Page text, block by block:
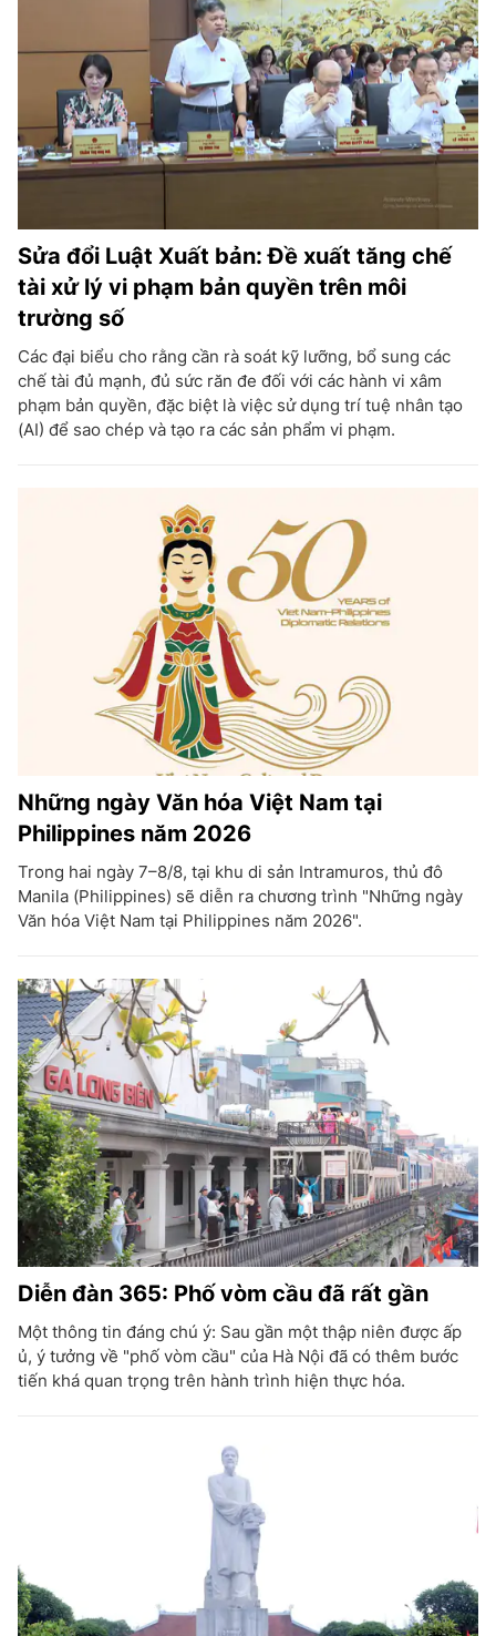
Sửa đổi Luật Xuất bản: Đề xuất tăng chế
tài xử lý vi phạm bản quyền trên môi
trường số
Các đại biểu cho rằng cần rà soát kỹ lưỡng, bổ sung các
chế tài đủ mạnh, đủ sức răn đe đối với các hành vi xâm
phạm bản quyền, đặc biệt là việc sử dụng trí tuệ nhân tạo
(AI) để sao chép và tạo ra các sản phẩm vi phạm.
Những ngày Văn hóa Việt Nam tại
Philippines năm 2026
Trong hai ngày 7–8/8, tại khu di sản Intramuros, thủ đô
Manila (Philippines) sẽ diễn ra chương trình "Những ngày
Văn hóa Việt Nam tại Philippines năm 2026".
Diễn đàn 365: Phố vòm cầu đã rất gần
Một thông tin đáng chú ý: Sau gần một thập niên được ấp
ủ, ý tưởng về "phố vòm cầu" của Hà Nội đã có thêm bước
tiến khá quan trọng trên hành trình hiện thực hóa.